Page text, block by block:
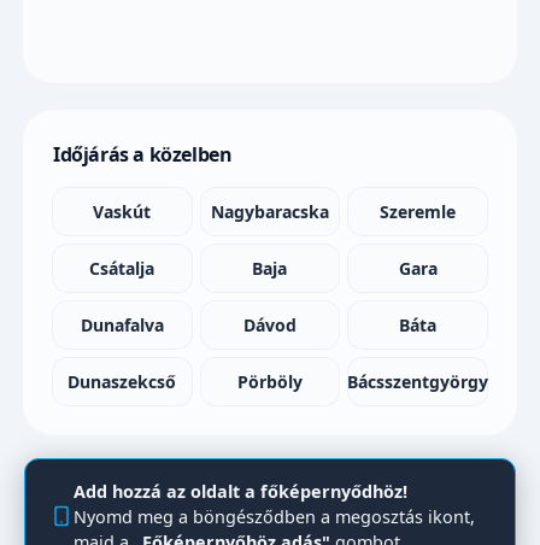
Időjárás a közelben
Vaskút Nagybaracska Szeremle
Csátalja Baja Gara
Dunafalva Dávod Báta
Dunaszekcső Pörböly Bácsszentgyörgy
Add hozzá az oldalt a főképernyődhöz!
Nyomd meg a böngésződben a megosztás ikont,